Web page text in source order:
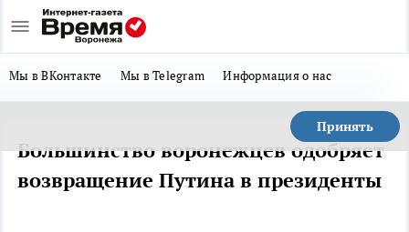
Мы в ВКонтакте Мы в Telegram Информация о нас
Принять
Большинство воронежцев одобряет
возвращение Путина в президенты